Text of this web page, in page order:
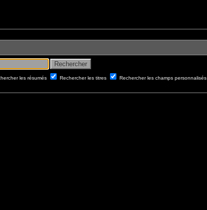
les résumés Rechercher les titres
Rechercher les champs personnalisés